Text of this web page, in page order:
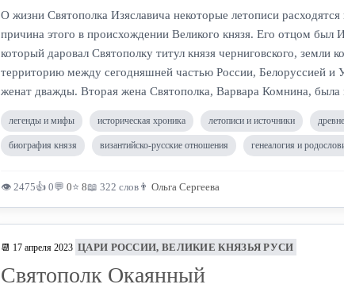
О жизни Святополка Изяславича некоторые летописи
причина этого в происхождении Великого князя. Его отцом был
который даровал Святополку титул князя черниговского, земли
территорию между сегодняшней частью России, Белоруссией и
женат дважды. Вторая жена Святополка, Варвара Комнина,
легенды и мифы историческая хроника летописи и источники
биография князя византийско-русские отношения генеалогия и
👁 2475👍 0💬 0⭐ 8📖 322 слов 👨 Ольга Сергеева
📆 17 апреля 2023 ЦАРИ РОССИИ, ВЕЛИКИЕ КНЯЗЬЯ РУСИ
Святополк Окаянный